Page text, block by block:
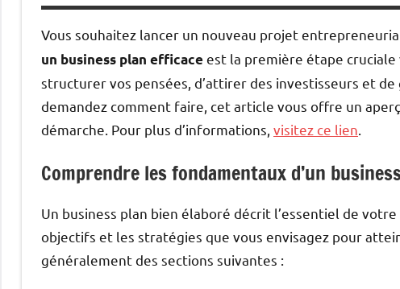
Vous souhaitez lancer un nouveau projet
un business plan efficaceest la première étape
structurer vos pensées, d’attirer des investisseurs et
demandez comment faire, cet article vous offre un
démarche. Pour plus d’informations, visitez ce lien
Comprendre les fondamentaux d’un
Un business plan bien élaboré décrit l’essentiel de
objectifs et les stratégies que vous envisagez pour
généralement des sections suivantes :